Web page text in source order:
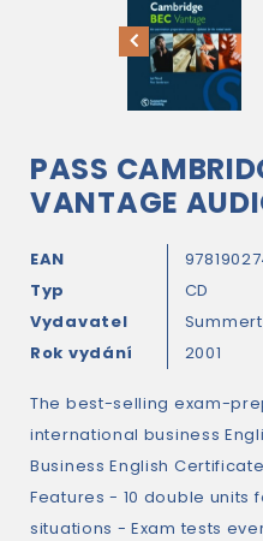
PASS
VANTAGE
EAN
Typ
CD
Vydavatel
Rok vydání
2001
The best-selling exam-
international business
Business English
Features - 10 double
situations - Exam tests